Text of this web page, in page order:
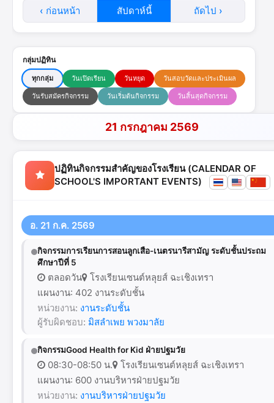
‹ ก่อนหน้า สัปดาห์นี้ ถัดไป ›
กลุ่มปฏิทิน
ทุกกลุ่ม วันเปิดเรียน วันหยุด วันสอบวัดและประเมินผล
วันรับสมัครกิจกรรม วันเริ่มต้นกิจกรรม วันสิ้นสุดกิจกรรม
21 กรกฎาคม 2569
ปฏิทินกิจกรรมสำคัญของโรงเรียน (CALENDAR OF
SCHOOL'S IMPORTANT EVENTS)
อ. 21 ก.ค. 2569
กิจกรรมการเรียนการสอนลูกเสือ-เนตรนารีสามัญ ระดับชั้นประถม
ศึกษาปีที่ 5
ตลอดวัน
โรงเรียนเซนต์หลุยส์ ฉะเชิงเทรา
แผนงาน: 402 งานระดับชั้น
หน่วยงาน: งานระดับชั้น
ผู้รับผิดชอบ: มิสลำเพย พวงมาลัย
กิจกรรมGood Health for Kid ฝ่ายปฐมวัย
08:30-08:50 น.
โรงเรียนเซนต์หลุยส์ ฉะเชิงเทรา
แผนงาน: 600 งานบริหารฝ่ายปฐมวัย
หน่วยงาน: งานบริหารฝ่ายปฐมวัย